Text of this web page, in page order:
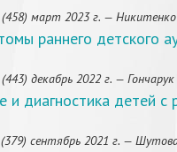
март 2023 г. —
раннего детского
декабрь 2022 г. —
и диагностика детей с
сентябрь 2021 г. —